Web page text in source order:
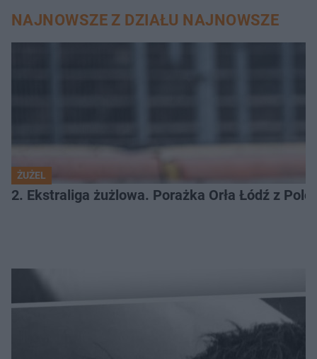
NAJNOWSZE Z DZIAŁU NAJNOWSZE
ŻUŻEL
2. Ekstraliga żużlowa. Porażka Orła Łódź z